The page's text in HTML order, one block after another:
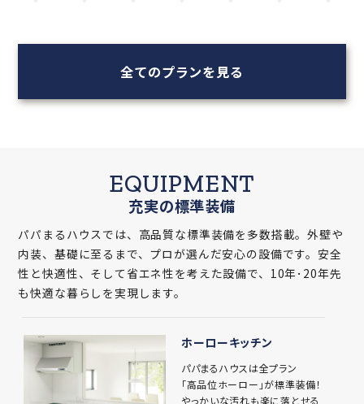
全てのプランを見る
EQUIPMENT
充実の標準装備
パパまるハウスでは、高品質な標準装備を多数搭載。外壁や
内装、基礎に至るまで、プロが選んだ安心の設備です。安全
性と快適性、そして省エネ性を考えた設備で、10年･20年先
も快適な暮らしを実現します。
ホーローキッチン
パパまるハウスは全プラン
「高品位ホーロー」が標準装備！
やっかいな汚れも楽に落とせる